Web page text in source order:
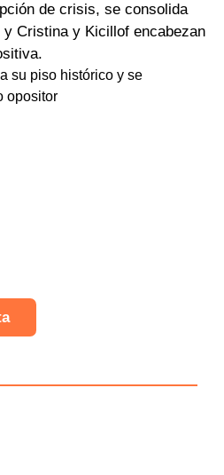
de crisis, se consolida
y Cristina y Kicillof encabezan